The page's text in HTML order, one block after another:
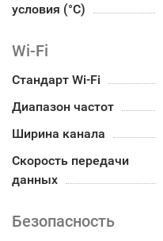
условия (°С)
Wi-Fi
Стандарт Wi-Fi
Диапазон частот
Ширина канала
Скорость передачи
данных
Безопасность